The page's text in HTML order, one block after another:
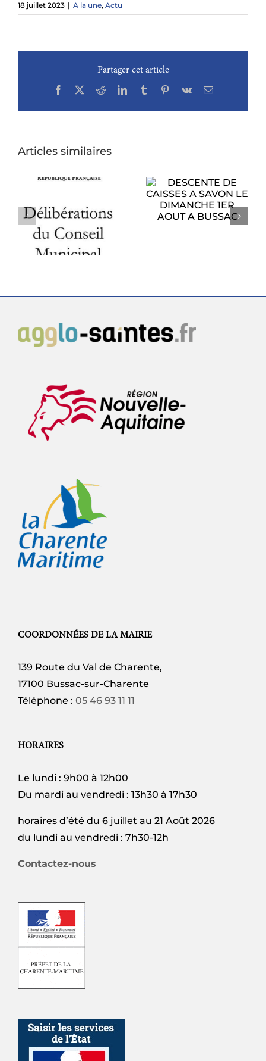
18 juillet 2023 | A la une, Actu
Partager cet article
Facebook
X RedditLinkedInTumblrPinterest
Vk Email
Articles similaires
DESCENTE DE
LE DIMANCHE
1ER AOUT A
BUSSAC
PROCHAIN
CONSEIL
COORDONNÉES DE LA MAIRIE
139 Route du Val de Charente,
17100 Bussac-sur-Charente
Téléphone : 05 46 93 11 11
HORAIRES
Le lundi : 9h00 à 12h00
Du mardi au vendredi : 13h30 à 17h30
horaires d’été du 6 juillet au 21 Août 2026
du lundi au vendredi : 7h30-12h
Contactez-nous